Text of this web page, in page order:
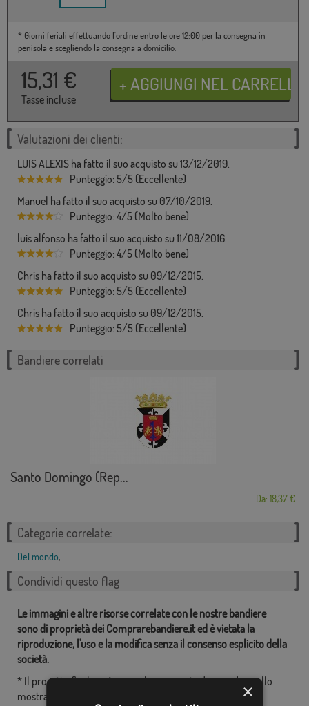
* Giorni feriali effettuando l'ordine entro le ore 12:00 per la consegna in
penisola e scegliendo la consegna a domicilio.
15,31 €
Tasse incluse
Valutazioni dei clienti:
LUIS ALEXIS ha fatto il suo acquisto su 13/12/2019.
Punteggio: 5/5 (Eccellente)
Manuel ha fatto il suo acquisto su 07/10/2019.
Punteggio: 4/5 (Molto bene)
luis alfonso ha fatto il suo acquisto su 11/08/2016.
Punteggio: 4/5 (Molto bene)
Chris ha fatto il suo acquisto su 09/12/2015.
Punteggio: 5/5 (Eccellente)
Chris ha fatto il suo acquisto su 09/12/2015.
Punteggio: 5/5 (Eccellente)
Bandiere correlati
Santo Domingo (Rep...
Da: 18,37 €
Categorie correlate:
Del mondo,
Condividi questo flag
Le immagini e altre risorse correlate con le nostre bandiere
sono di proprietà dei Comprarebandiere.it ed è vietata la
riproduzione, l'uso e la modifica senza il consenso esplicito della
società.
* Il progetto finale può essere leggermente diverso da quello
mostrato nell'immagine, le bandiere vengono forniti senza
×